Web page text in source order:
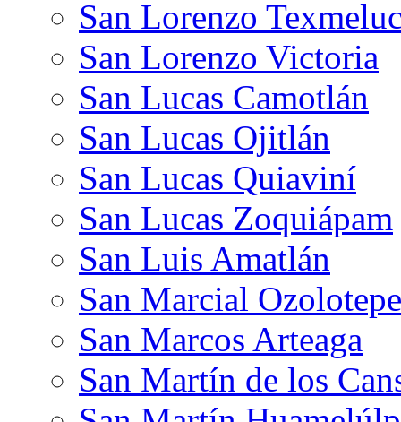
San Lorenzo
San Lorenzo Victoria
San Lucas Camotlán
San Lucas Ojitlán
San Lucas Quiaviní
San Lucas Zoquiápam
San Luis Amatlán
San Marcial
San Marcos Arteaga
San Martín de los